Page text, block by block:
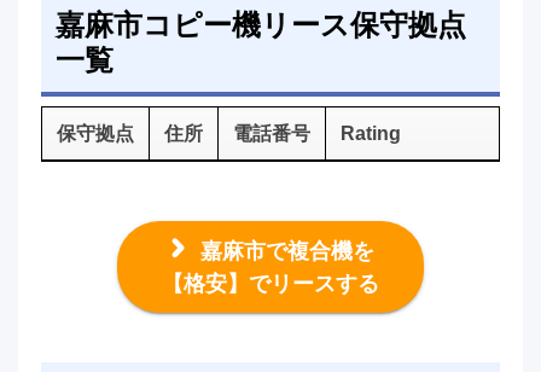
嘉麻市コピー機リース保守拠点
一覧
保守拠点 住所 電話番号 Rating
嘉麻市で複合機を
【格安】でリースする